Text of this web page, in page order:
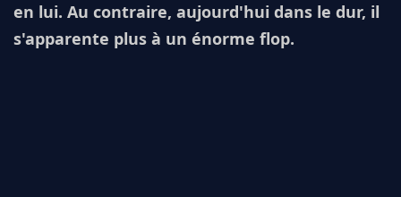
en lui. Au contraire, aujourd'hui dans le dur, il
s'apparente plus à un énorme flop.